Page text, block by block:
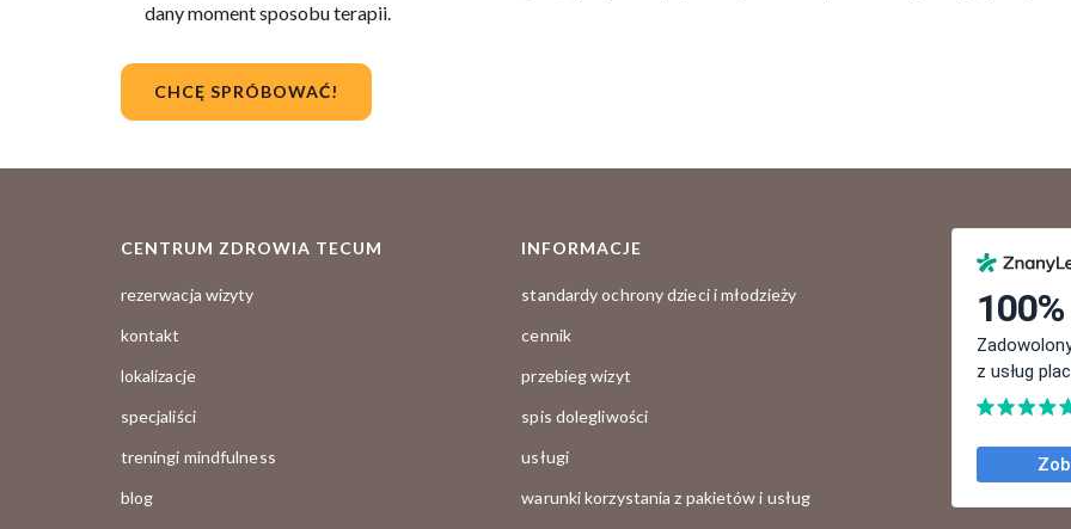
dany moment sposobu terapii.
CHCĘ SPRÓBOWAĆ!
CENTRUM ZDROWIA TECUM
rezerwacja wizyty
kontakt
lokalizacje
specjaliści
treningi mindfulness
blog
INFORMACJE
standardy ochrony dzieci i młodzieży
cennik
przebieg wizyt
spis dolegliwości
usługi
warunki korzystania z pakietów i usług